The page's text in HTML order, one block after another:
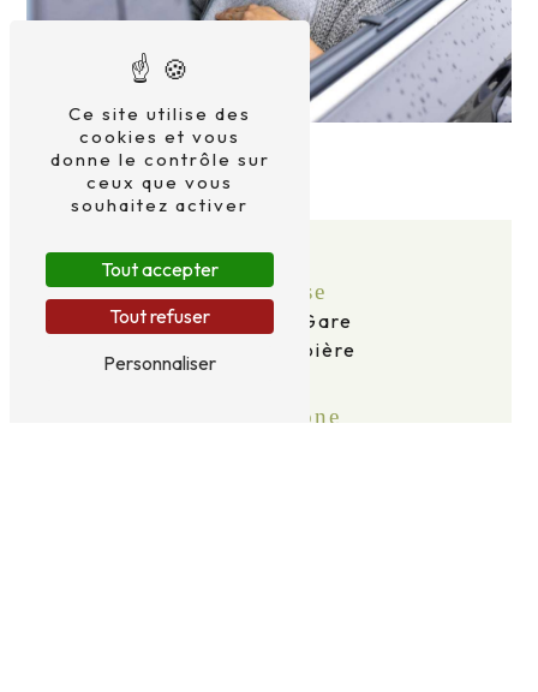
Adresse
2 Av. de la Gare
63120 Courpière
Téléphone
Ce site utilise des
cookies et vous
donne le contrôle sur
ceux que vous
souhaitez activer
Tout accepter
Tout refuser
Personnaliser